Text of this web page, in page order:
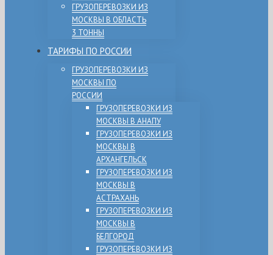
ГРУЗОПЕРЕВОЗКИ ИЗ
МОСКВЫ В ОБЛАСТЬ
3 ТОННЫ
ТАРИФЫ ПО РОССИИ
ГРУЗОПЕРЕВОЗКИ ИЗ
МОСКВЫ ПО
РОССИИ
ГРУЗОПЕРЕВОЗКИ ИЗ
МОСКВЫ В АНАПУ
ГРУЗОПЕРЕВОЗКИ ИЗ
МОСКВЫ В
АРХАНГЕЛЬСК
ГРУЗОПЕРЕВОЗКИ ИЗ
МОСКВЫ В
АСТРАХАНЬ
ГРУЗОПЕРЕВОЗКИ ИЗ
МОСКВЫ В
БЕЛГОРОД
ГРУЗОПЕРЕВОЗКИ ИЗ